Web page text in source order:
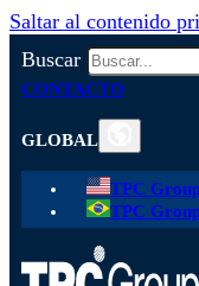
Saltar al contenido
Buscar
CONTACTO
GLOBAL
TPC
TPC